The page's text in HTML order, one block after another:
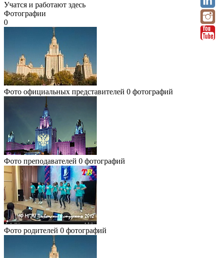
Учатся и работают здесь
Фотографии
0
Фото официальных представителей 0 фотографий
Фото преподавателей 0 фотографий
Фото родителей 0 фотографий